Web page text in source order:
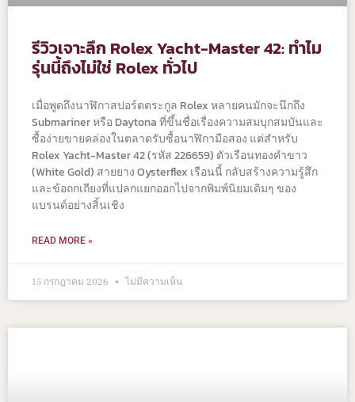
รีวิวเจาะลึก Rolex Yacht-Master 42: ทำไม
รุ่นนี้ถึงไม่ใช่ Rolex ทั่วไป
เมื่อพูดถึงนาฬิกาสปอร์ตตระกูล Rolex หลายคนมักจะนึกถึง
Submariner หรือ Daytona ที่ขึ้นชื่อเรื่องความสมบุกสมบันและ
ซื้อง่ายขายคล่องในตลาดรับซื้อนาฬิกามือสอง แต่สำหรับ
Rolex Yacht-Master 42 (รหัส 226659) ตัวเรือนทองคำขาว
(White Gold) สายยาง Oysterflex เรือนนี้ กลับสร้างความรู้สึก
และข้อถกเถียงที่แปลกแยกออกไปจากพิมพ์นิยมเดิมๆ ของ
แบรนด์อย่างสิ้นเชิง
READ MORE »
15 กรกฎาคม 2026 ไม่มีความเห็น